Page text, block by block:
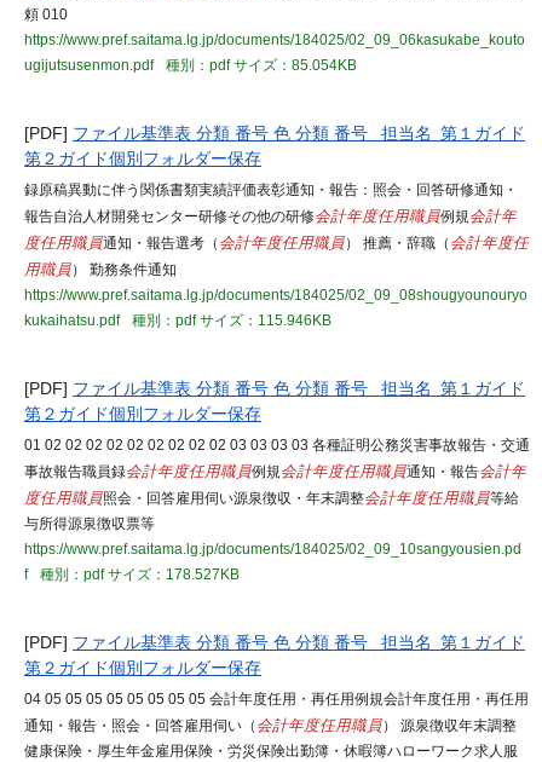
頼 010
https://www.pref.saitama.lg.jp/documents/184025/02_09_06kasukabe_kouto
ugijutsusenmon.pdf
種別：pdfサイズ：85.054KB
[PDF] ファイル基準表 分類 番号 色 分類 番号 担当名 第１ガイド
第２ガイド個別フォルダー保存
録原稿異動に伴う関係書類実績評価表彰通知・報告：照会・回答研修通知・
報告自治人材開発センター研修その他の研修会計年度任用職員例規会計年
度任用職員通知・報告選考（ 会計年度任用職員） 推薦・辞職（ 会計年度任
用職員） 勤務条件通知
https://www.pref.saitama.lg.jp/documents/184025/02_09_08shougyounouryo
kukaihatsu.pdf
種別：pdfサイズ：115.946KB
[PDF] ファイル基準表 分類 番号 色 分類 番号 担当名 第１ガイド
第２ガイド個別フォルダー保存
01 02 02 02 02 02 02 02 02 02 03 03 03 03 各種証明公務災害事故報告・交通
事故報告職員録会計年度任用職員例規会計年度任用職員通知・報告会計年
度任用職員照会・回答雇用伺い源泉徴収・年末調整会計年度任用職員等給
与所得源泉徴収票等
https://www.pref.saitama.lg.jp/documents/184025/02_09_10sangyousien.pd
f
種別：pdfサイズ：178.527KB
[PDF] ファイル基準表 分類 番号 色 分類 番号 担当名 第１ガイド
第２ガイド個別フォルダー保存
04 05 05 05 05 05 05 05 05 会計年度任用・再任用例規会計年度任用・再任用
通知・報告・照会・回答雇用伺い（ 会計年度任用職員） 源泉徴収年末調整
健康保険・厚生年金雇用保険・労災保険出勤簿・休暇簿ハローワーク求人服